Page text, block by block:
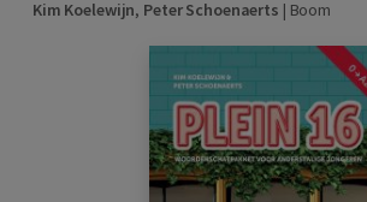
Kim Koelewijn, Peter Schoenaerts | Boom